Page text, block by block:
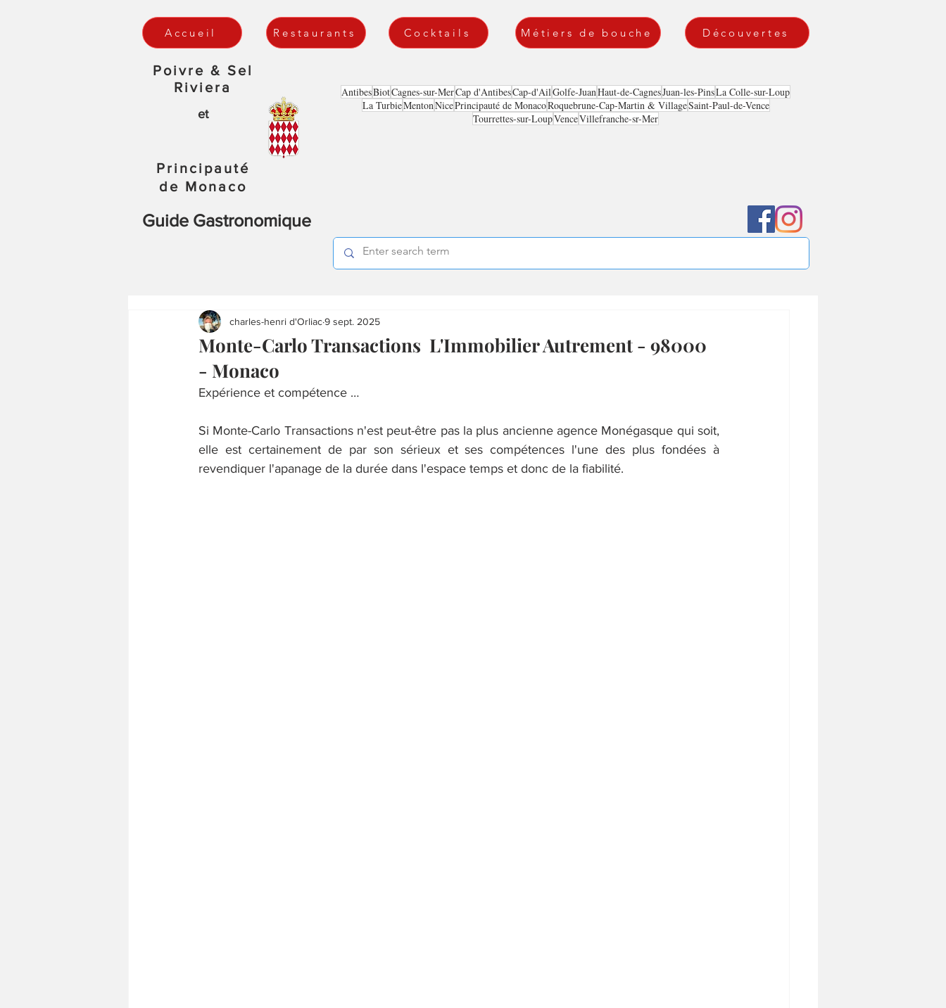
Accueil Restaurants Cocktails Métiers de bouche Découvertes
Poivre & Sel
Riviera
et
Principauté
de Monaco
Guide Gastronomique
AntibesBiotCagnes-sur-MerCap d'AntibesCap-d'AilGolfe-JuanHaut-de-CagnesJuan-les-PinsLa Colle-sur-Loup
La TurbieMentonNicePrincipauté de MonacoRoquebrune-Cap-Martin & VillageSaint-Paul-de-Vence
Tourrettes-sur-LoupVenceVillefranche-sr-Mer
Monte-Carlo Transactions L'Immobilier Autrement - 98000
- Monaco
charles-henri d'Orliac9 sept. 2025
Expérience et compétence …
Si Monte-Carlo Transactions n'est peut-être pas la plus ancienne agence Monégasque qui soit,
elle est certainement de par son sérieux et ses compétences l'une des plus fondées à
revendiquer l'apanage de la durée dans l'espace temps et donc de la fiabilité.